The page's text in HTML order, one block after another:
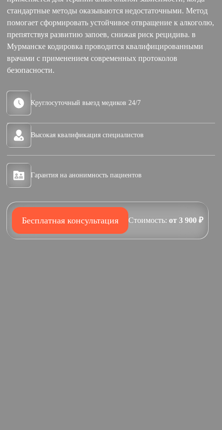
стандартные методы оказываются недостаточными. Метод
помогает сформировать устойчивое отвращение к алкоголю,
препятствуя развитию запоев, снижая риск рецидива. в
Мурманске кодировка проводится квалифицированными
врачами с применением современных протоколов
безопасности.
Круглосуточный выезд медиков 24/7
Высокая квалификация специалистов
Гарантия на анонимность пациентов
Бесплатная консультация Стоимость: от 3 900 ₽